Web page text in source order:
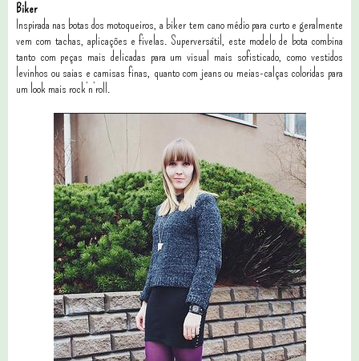
Biker
Inspirada nas botas dos motoqueiros, a biker tem cano médio para curto e geralmente
vem com tachas, aplicações e fivelas. Superversátil, este modelo de bota combina
tanto com peças mais delicadas para um visual mais sofisticado, como vestidos
levinhos ou saias e camisas finas, quanto com jeans ou meias-calças coloridas para
um look mais rock’n’roll.